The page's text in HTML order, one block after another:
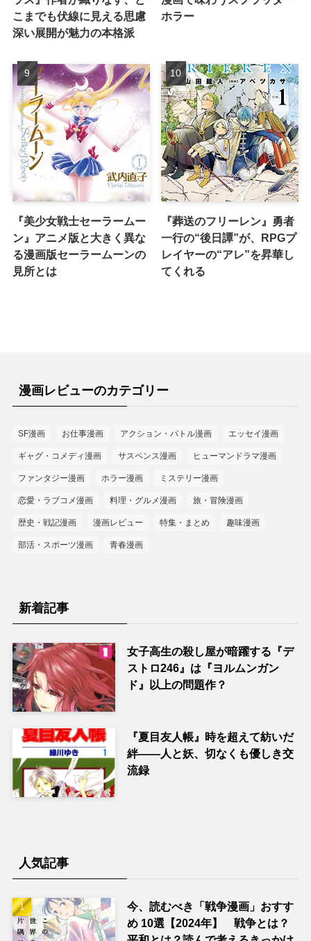
こまでも伏線に見える思慮
深い展開が魅力の本格派
ホラー
『美少女戦士セーラームー
ン』アニメ版と大きく異な
る漫画版セーラームーンの
見所とは
『葬送のフリーレン』勇者
一行の“後日譚”が、RPGプ
レイヤーの“アレ”を昇華し
てくれる
漫画レビューのカテゴリー
SF漫画 お仕事漫画 アクション・バトル漫画 エッセイ漫画
ギャグ・コメディ漫画 サスペンス漫画 ヒューマンドラマ漫画
ファンタジー漫画 ホラー漫画 ミステリー漫画
恋愛・ラブコメ漫画 料理・グルメ漫画 旅・冒険漫画
歴史・戦記漫画 漫画レビュー 特集・まとめ 趣味漫画
部活・スポーツ漫画 青春漫画
新着記事
女子高生の殺し屋が暗躍する『デ
ストロ246』は『ヨルムンガン
ド』以上の問題作？
『夏目友人帳』時を超えて紡いだ
絆――人と妖、切なくも優しき交
流録
人気記事
今、読むべき「戦争漫画」おすす
め 10選【2024年】 戦争とは？